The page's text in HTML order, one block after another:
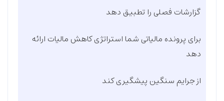
گزارشات فصلی را تطبیق دهد
برای پرونده مالیاتی شما استراتژی کاهش مالیات ارائه
دهد
از جرایم سنگین پیشگیری کند